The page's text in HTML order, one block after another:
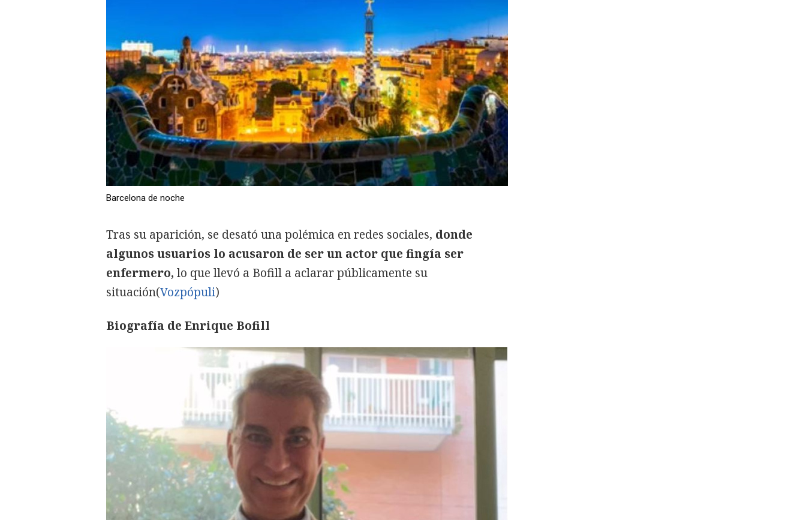
Barcelona de noche
Tras su aparición, se desató una polémica en redes sociales, donde
algunos usuarios lo acusaron de ser un actor que fingía ser
enfermero, lo que llevó a Bofill a aclarar públicamente su
situación(Vozpópuli)
Biografía de Enrique Bofill